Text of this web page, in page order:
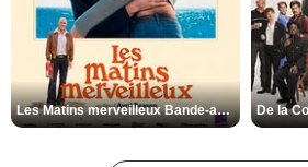
Les Matins merveilleux Bande-annonce VF